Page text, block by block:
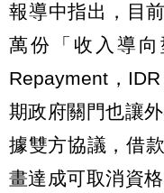
報導中指出，目
萬份「收入導向
Repayment，
期政府關門也讓
據雙方協議，借
畫達成可取消資